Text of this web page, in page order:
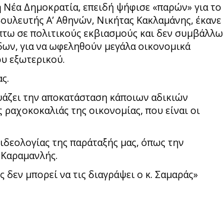
Δημοκρατία, επειδή ψήφισε «παρών» για το
Α’ Αθηνών, Νικήτας Κακλαμάνης, έκανε
σε πολιτικούς εκβιασμούς και δεν συμβάλλω
για να ωφεληθούν μεγάλα οικονομικά
εξωτερικού.
την αποκατάσταση κάποιων αδικιών
της οικονομίας, που είναι οι
της παράταξής μας, όπως την
δεν μπορεί να τις διαγράψει ο κ. Σαμαράς»